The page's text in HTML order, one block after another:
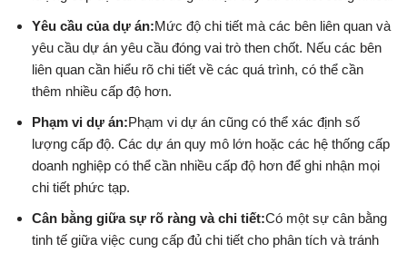
Yêu cầu của dự án:Mức độ chi tiết mà các bên liên quan và
yêu cầu dự án yêu cầu đóng vai trò then chốt. Nếu các bên
liên quan cần hiểu rõ chi tiết về các quá trình, có thể cần
thêm nhiều cấp độ hơn.
Phạm vi dự án:Phạm vi dự án cũng có thể xác định số
lượng cấp độ. Các dự án quy mô lớn hoặc các hệ thống cấp
doanh nghiệp có thể cần nhiều cấp độ hơn để ghi nhận mọi
chi tiết phức tạp.
Cân bằng giữa sự rõ ràng và chi tiết:Có một sự cân bằng
tinh tế giữa việc cung cấp đủ chi tiết cho phân tích và tránh